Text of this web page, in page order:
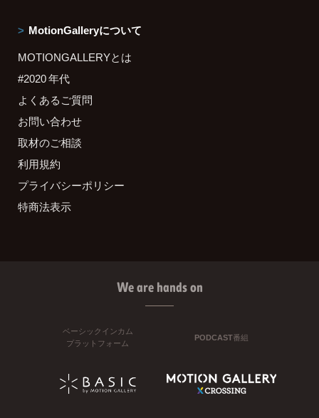
MotionGalleryについて
MOTIONGALLERYとは
#2020 年代
よくあるご質問
お問い合わせ
取材のご相談
利用規約
プライバシーポリシー
特商法表示
We are hands on
ベーシックインカム
プラットフォーム
PODCAST番組